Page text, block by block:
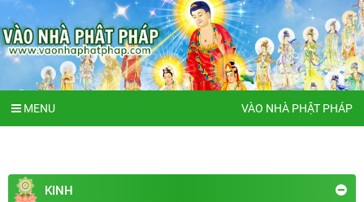
MENU VÀO NHÀ PHẬT PHÁP
KINH